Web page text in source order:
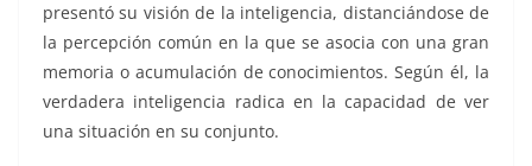
presentó su visión de la inteligencia, distanciándose de
la percepción común en la que se asocia con una gran
memoria o acumulación de conocimientos. Según él, la
verdadera inteligencia radica en la capacidad de ver
una situación en su conjunto.